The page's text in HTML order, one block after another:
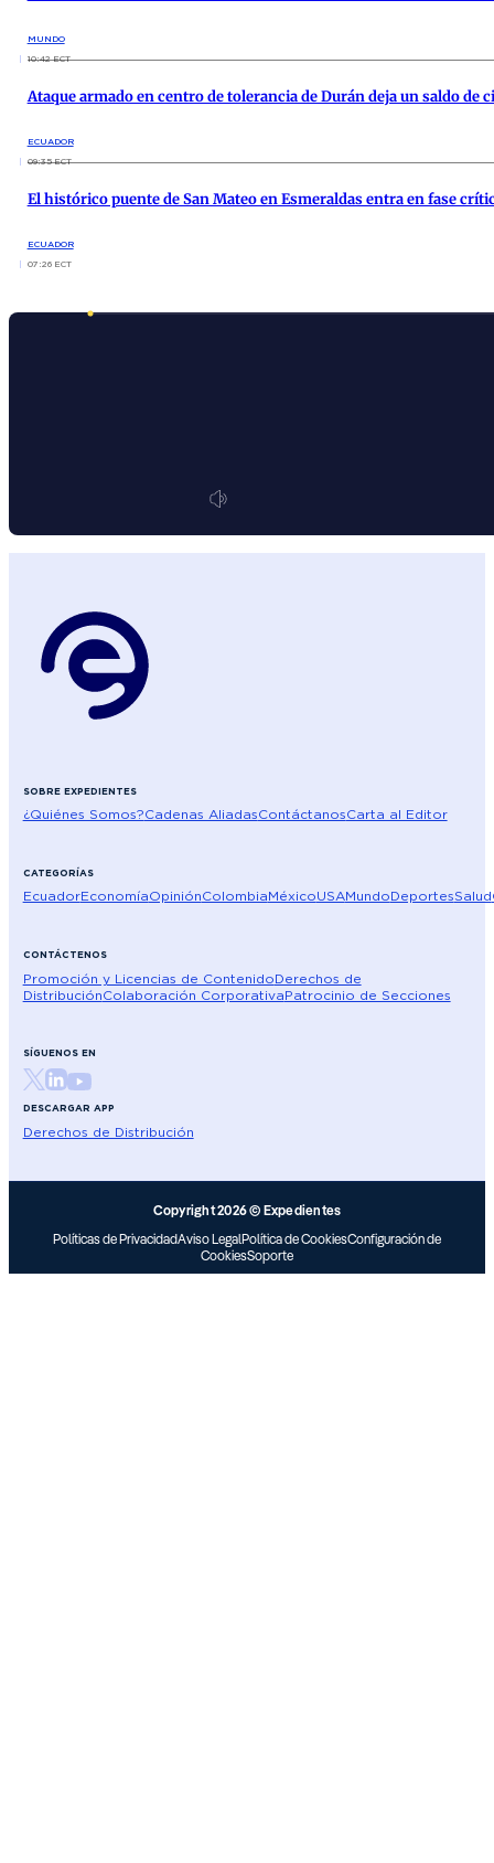
MUNDO
10:42 ECT
Ataque armado en centro de tolerancia de Durán deja un saldo de
ECUADOR
09:35 ECT
El histórico puente de San Mateo en Esmeraldas entra en fase
ECUADOR
07:26 ECT
SOBRE EXPEDIENTES
¿Quiénes Somos?Cadenas AliadasContáctanosCarta al Editor
CATEGORÍAS
EcuadorEconomíaOpiniónColombiaMéxicoUSAMundoDeportesSalud
CONTÁCTENOS
Promoción y Licencias de ContenidoDerechos de
DistribuciónColaboración CorporativaPatrocinio de Secciones
SÍGUENOS EN
DESCARGAR APP
Derechos de Distribución
Copyright 2026 © Expedientes
Políticas de PrivacidadAviso LegalPolítica de CookiesConfiguración de
CookiesSoporte